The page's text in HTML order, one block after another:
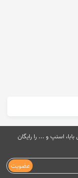
اسنپ و ... را رایگان
عضویت